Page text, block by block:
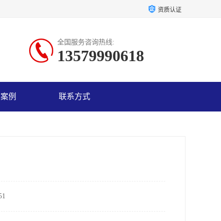
资质认证
全国服务咨询热线:
13579990618
例 联系方式